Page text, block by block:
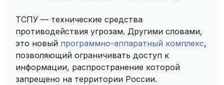
ТСПУ — технические средства
противодействия угрозам. Другими словами,
это новый программно-аппаратный комплекс,
позволяющий ограничивать доступ к
информации, распространение которой
запрещено на территории России.